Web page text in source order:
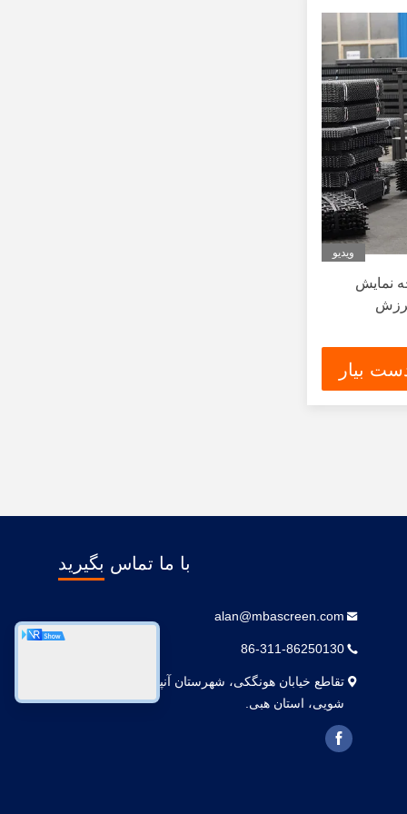
ویدیو
نمایش
بیار
با ما تماس بگیرید
alan@mbascreen.com
86-311-86250130
تقاطع خیابان هونگکی، شهرستان آنپینگ، شهر هنگ
شویی، استان هبی.